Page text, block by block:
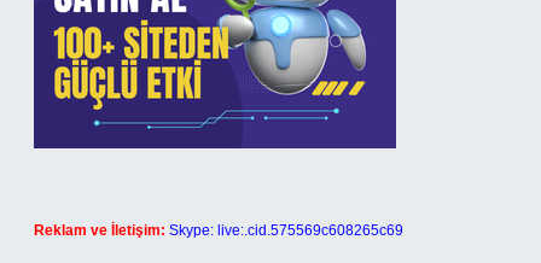
Reklam ve İletişim: Skype: live:.cid.575569c608265c69